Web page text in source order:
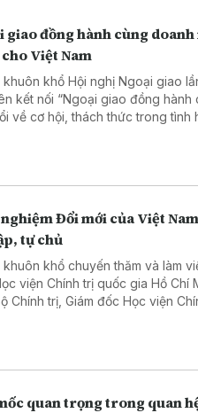
giao đồng hành cùng
Việt Nam
khuôn khổ Hội nghị Ngoại giao
kết nối “Ngoại giao đồng
về cơ hội, thách thức trong tình
Đổi mới của Việt
tự chủ
khuôn khổ chuyến thăm và làm
viện Chính trị quốc gia Hồ
Chính trị, Giám đốc Học viện
quan trọng trong quan